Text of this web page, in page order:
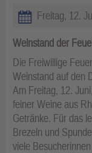
Freitag, 12.
Weinstand der
Die Freiwillige
Weinstand auf den
Am Freitag, 12.
feiner Weine aus
Getränke. Für das
Brezeln und
viele